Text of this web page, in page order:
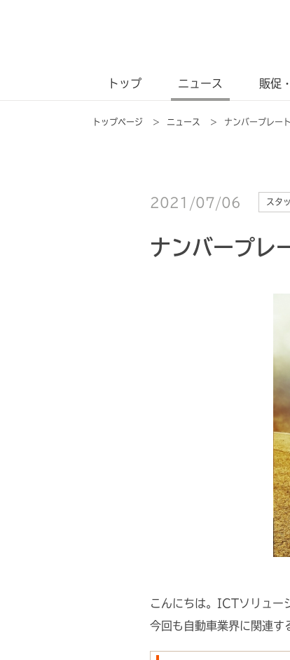
トップ ニュース 販促
トップページ > ニュース > ナンバープレー
2021/07/06 スタ
ナンバープレ
こんにちは。ICTソリュー
今回も自動車業界に関連す